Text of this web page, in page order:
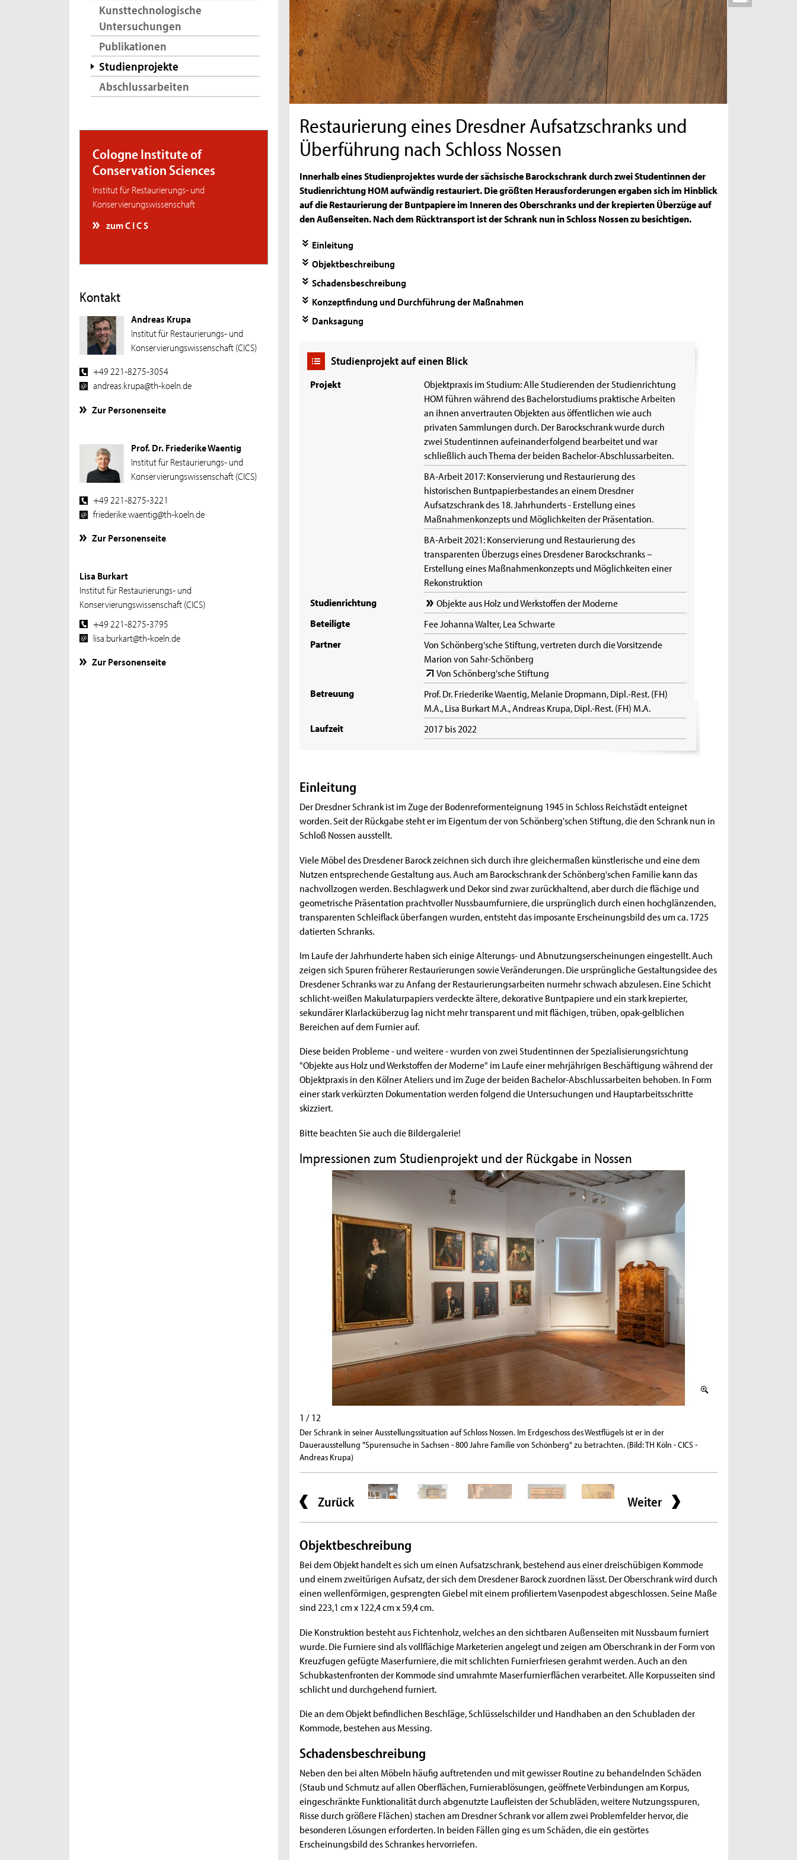
Kunsttechnologische
Untersuchungen
Publikationen
Studienprojekte
Abschlussarbeiten
Cologne Institute of
Conservation Sciences
Institut für Restaurierungs- und
Konservierungswissenschaft
zum C I C S
Kontakt
Andreas Krupa
Institut für Restaurierungs- und
Konservierungswissenschaft (CICS)
+49 221-8275-3054
andreas.krupa@th-koeln.de
Zur Personenseite
Prof. Dr. Friederike Waentig
Institut für Restaurierungs- und
Konservierungswissenschaft (CICS)
+49 221-8275-3221
friederike.waentig@th-koeln.de
Zur Personenseite
Lisa Burkart
Institut für Restaurierungs- und
Konservierungswissenschaft (CICS)
+49 221-8275-3795
lisa.burkart@th-koeln.de
Zur Personenseite
Restaurierung eines Dresdner Aufsatzschranks und
Überführung nach Schloss Nossen
Innerhalb eines Studienprojektes wurde der sächsische Barockschrank durch zwei Studentinnen der
Studienrichtung HOM aufwändig restauriert. Die größten Herausforderungen ergaben sich im Hinblick
auf die Restaurierung der Buntpapiere im Inneren des Oberschranks und der krepierten Überzüge auf
den Außenseiten. Nach dem Rücktransport ist der Schrank nun in Schloss Nossen zu besichtigen.
Einleitung
Objektbeschreibung
Schadensbeschreibung
Konzeptfindung und Durchführung der Maßnahmen
Danksagung
Studienprojekt auf einen Blick
Projekt
Objektpraxis im Studium: Alle Studierenden der Studienrichtung
HOM führen während des Bachelorstudiums praktische Arbeiten
an ihnen anvertrauten Objekten aus öffentlichen wie auch
privaten Sammlungen durch. Der Barockschrank wurde durch
zwei Studentinnen aufeinanderfolgend bearbeitet und war
schließlich auch Thema der beiden Bachelor-Abschlussarbeiten.
BA-Arbeit 2017: Konservierung und Restaurierung des
historischen Buntpapierbestandes an einem Dresdner
Aufsatzschrank des 18. Jahrhunderts - Erstellung eines
Maßnahmenkonzepts und Möglichkeiten der Präsentation.
BA-Arbeit 2021: Konservierung und Restaurierung des
transparenten Überzugs eines Dresdener Barockschranks –
Erstellung eines Maßnahmenkonzepts und Möglichkeiten einer
Rekonstruktion
Studienrichtung
Objekte aus Holz und Werkstoffen der Moderne
Beteiligte
Fee Johanna Walter, Lea Schwarte
Partner
Von Schönberg'sche Stiftung, vertreten durch die Vorsitzende
Marion von Sahr-Schönberg
Von Schönberg'sche Stiftung
Betreuung
Prof. Dr. Friederike Waentig, Melanie Dropmann, Dipl.-Rest. (FH)
M.A., Lisa Burkart M.A., Andreas Krupa, Dipl.-Rest. (FH) M.A.
Laufzeit
2017 bis 2022
Einleitung
Der Dresdner Schrank ist im Zuge der Bodenreformenteignung 1945 in Schloss Reichstädt enteignet
worden. Seit der Rückgabe steht er im Eigentum der von Schönberg'schen Stiftung, die den Schrank nun in
Schloß Nossen ausstellt.
Viele Möbel des Dresdener Barock zeichnen sich durch ihre gleichermaßen künstlerische und eine dem
Nutzen entsprechende Gestaltung aus. Auch am Barockschrank der Schönberg'schen Familie kann das
nachvollzogen werden. Beschlagwerk und Dekor sind zwar zurückhaltend, aber durch die flächige und
geometrische Präsentation prachtvoller Nussbaumfurniere, die ursprünglich durch einen hochglänzenden,
transparenten Schleiflack überfangen wurden, entsteht das imposante Erscheinungsbild des um ca. 1725
datierten Schranks.
Im Laufe der Jahrhunderte haben sich einige Alterungs- und Abnutzungserscheinungen eingestellt. Auch
zeigen sich Spuren früherer Restaurierungen sowie Veränderungen. Die ursprüngliche Gestaltungsidee des
Dresdener Schranks war zu Anfang der Restaurierungsarbeiten nurmehr schwach abzulesen. Eine Schicht
schlicht-weißen Makulaturpapiers verdeckte ältere, dekorative Buntpapiere und ein stark krepierter,
sekundärer Klarlacküberzug lag nicht mehr transparent und mit flächigen, trüben, opak-gelblichen
Bereichen auf dem Furnier auf.
Diese beiden Probleme - und weitere - wurden von zwei Studentinnen der Spezialisierungsrichtung
"Objekte aus Holz und Werkstoffen der Moderne" im Laufe einer mehrjährigen Beschäftigung während der
Objektpraxis in den Kölner Ateliers und im Zuge der beiden Bachelor-Abschlussarbeiten behoben. In Form
einer stark verkürzten Dokumentation werden folgend die Untersuchungen und Hauptarbeitsschritte
skizziert.
Bitte beachten Sie auch die Bildergalerie!
Impressionen zum Studienprojekt und der Rückgabe in Nossen
1 / 12
Der Schrank in seiner Ausstellungssituation auf Schloss Nossen. Im Erdgeschoss des Westflügels ist er in der
Dauerausstellung "Spurensuche in Sachsen - 800 Jahre Familie von Schönberg" zu betrachten. (Bild: TH Köln - CICS -
Andreas Krupa)
Modeldruckpapier hat
Zurück Weiter
Objektbeschreibung
Bei dem Objekt handelt es sich um einen Aufsatzschrank, bestehend aus einer dreischübigen Kommode
und einem zweitürigen Aufsatz, der sich dem Dresdener Barock zuordnen lässt. Der Oberschrank wird durch
einen wellenförmigen, gesprengten Giebel mit einem profiliertem Vasenpodest abgeschlossen. Seine Maße
sind 223,1 cm x 122,4 cm x 59,4 cm.
Die Konstruktion besteht aus Fichtenholz, welches an den sichtbaren Außenseiten mit Nussbaum furniert
wurde. Die Furniere sind als vollflächige Marketerien angelegt und zeigen am Oberschrank in der Form von
Kreuzfugen gefügte Maserfurniere, die mit schlichten Furnierfriesen gerahmt werden. Auch an den
Schubkastenfronten der Kommode sind umrahmte Maserfurnierflächen verarbeitet. Alle Korpusseiten sind
schlicht und durchgehend furniert.
Die an dem Objekt befindlichen Beschläge, Schlüsselschilder und Handhaben an den Schubladen der
Kommode, bestehen aus Messing.
Schadensbeschreibung
Neben den bei alten Möbeln häufig auftretenden und mit gewisser Routine zu behandelnden Schäden
(Staub und Schmutz auf allen Oberflächen, Furnierablösungen, geöffnete Verbindungen am Korpus,
eingeschränkte Funktionalität durch abgenutzte Laufleisten der Schubläden, weitere Nutzungsspuren,
Risse durch größere Flächen) stachen am Dresdner Schrank vor allem zwei Problemfelder hervor, die
besonderen Lösungen erforderten. In beiden Fällen ging es um Schäden, die ein gestörtes
Erscheinungsbild des Schrankes hervorriefen.